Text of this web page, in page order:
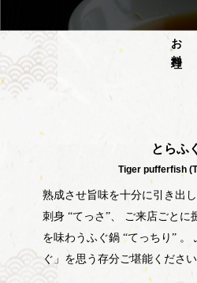
お料理
とらふ
Tiger pufferfish
熟成させ旨味を十分に引き出
刺身 “てっさ”、 ご来店ごとに
を味わうふぐ鍋 “てっちり” 。
ぐ」を思う存分ご堪能ください